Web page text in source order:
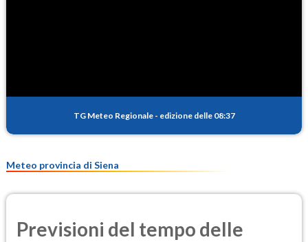
PM25
TG Meteo Regionale - edizione delle 08:37
Meteo provincia di Siena
Previsioni del tempo delle